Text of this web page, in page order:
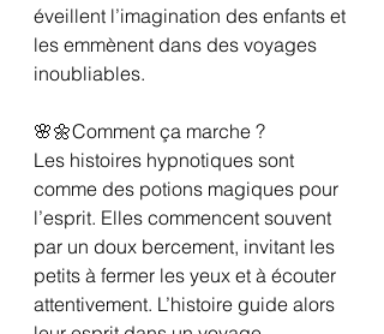
éveillent l’imagination des enfants et
les emmènent dans des voyages
inoubliables.
🌸🌼Comment ça marche ?
Les histoires hypnotiques sont
comme des potions magiques pour
l’esprit. Elles commencent souvent
par un doux bercement, invitant les
petits à fermer les yeux et à écouter
attentivement. L’histoire guide alors